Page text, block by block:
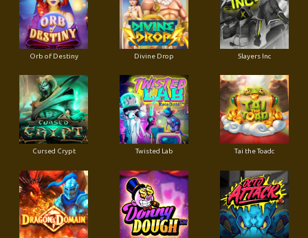
Orb of Destiny Divine Drop Slayers Inc
Cursed Crypt Twisted Lab Tai the Toadc